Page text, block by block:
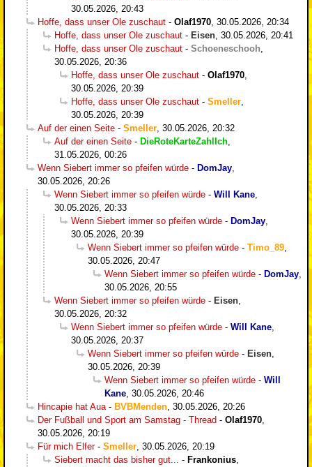
30.05.2026, 20:43
Hoffe, dass unser Ole zuschaut - Olaf1970, 30.05.2026, 20:34
Hoffe, dass unser Ole zuschaut - Eisen, 30.05.2026, 20:41
Hoffe, dass unser Ole zuschaut - Schoeneschooh,
30.05.2026, 20:36
Hoffe, dass unser Ole zuschaut - Olaf1970,
30.05.2026, 20:39
Hoffe, dass unser Ole zuschaut - Smeller,
30.05.2026, 20:39
Auf der einen Seite - Smeller, 30.05.2026, 20:32
Auf der einen Seite - DieRoteKarteZahlIch,
31.05.2026, 00:26
Wenn Siebert immer so pfeifen würde - DomJay,
30.05.2026, 20:26
Wenn Siebert immer so pfeifen würde - Will Kane,
30.05.2026, 20:33
Wenn Siebert immer so pfeifen würde - DomJay,
30.05.2026, 20:39
Wenn Siebert immer so pfeifen würde - Timo_89,
30.05.2026, 20:47
Wenn Siebert immer so pfeifen würde - DomJay,
30.05.2026, 20:55
Wenn Siebert immer so pfeifen würde - Eisen,
30.05.2026, 20:32
Wenn Siebert immer so pfeifen würde - Will Kane,
30.05.2026, 20:37
Wenn Siebert immer so pfeifen würde - Eisen,
30.05.2026, 20:39
Wenn Siebert immer so pfeifen würde - Will
Kane, 30.05.2026, 20:46
Hincapie hat Aua- BVBMenden, 30.05.2026, 20:26
Der Fußball und Sport am Samstag - Thread - Olaf1970,
30.05.2026, 20:19
Für mich Elfer- Smeller, 30.05.2026, 20:19
Siebert macht das bisher gut... - Frankonius,